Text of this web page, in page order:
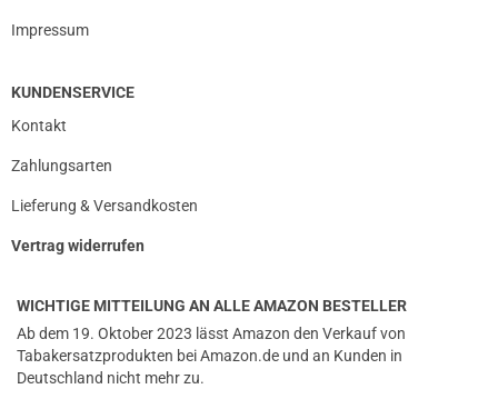
Impressum
KUNDENSERVICE
Kontakt
Zahlungsarten
Lieferung & Versandkosten
Vertrag widerrufen
WICHTIGE MITTEILUNG AN ALLE AMAZON BESTELLER
Ab dem 19. Oktober 2023 lässt Amazon den Verkauf von
Tabakersatzprodukten bei Amazon.de und an Kunden in
Deutschland nicht mehr zu.